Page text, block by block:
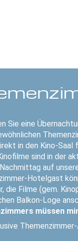
Sie eine
in den Kino-Saal
sind in der
auf
Hotelgast
die Filme (gem.
Balkon-Loge
müssen